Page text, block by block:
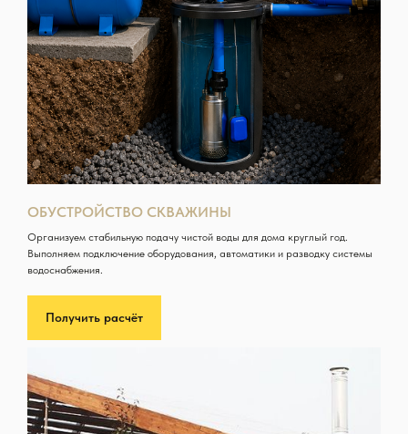
ОБУСТРОЙСТВО СКВАЖИНЫ
Организуем стабильную подачу чистой воды для дома круглый год.
Выполняем подключение оборудования, автоматики и разводку системы
водоснабжения.
Получить расчёт